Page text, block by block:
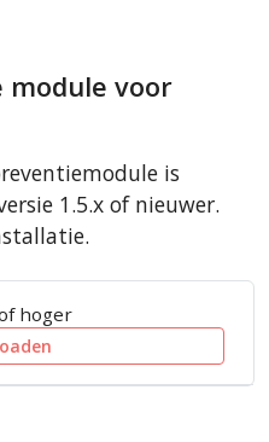
module voor
is
1.5.x of nieuwer.
hoger